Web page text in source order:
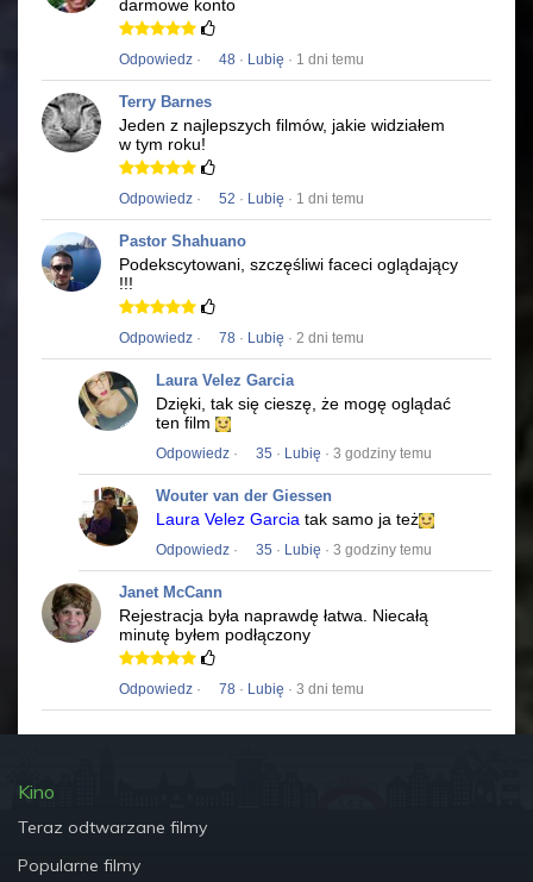
darmowe konto
Odpowiedz · 48 · Lubię · 1 dni temu
Terry Barnes
Jeden z najlepszych filmów, jakie widziałem
w tym roku!
Odpowiedz · 52 · Lubię · 1 dni temu
Pastor Shahuano
Podekscytowani, szczęśliwi faceci oglądający
!!!
Odpowiedz · 78 · Lubię · 2 dni temu
Laura Velez Garcia
Dzięki, tak się cieszę, że mogę oglądać
ten film
Odpowiedz · 35 · Lubię · 3 godziny temu
Wouter van der Giessen
Laura Velez Garcia tak samo ja też
Odpowiedz · 35 · Lubię · 3 godziny temu
Janet McCann
Rejestracja była naprawdę łatwa. Niecałą
minutę byłem podłączony
Odpowiedz · 78 · Lubię · 3 dni temu
Kino
Teraz odtwarzane filmy
Popularne filmy